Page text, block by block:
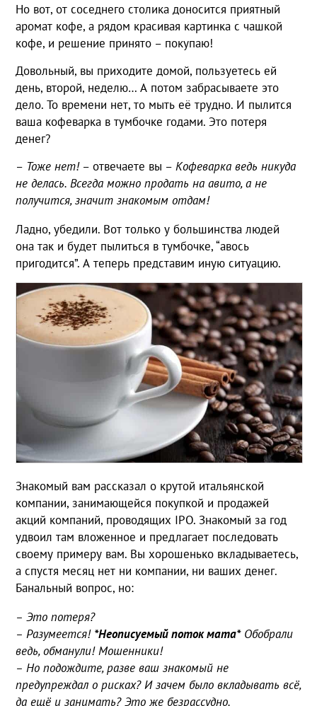
Но вот, от соседнего столика доносится приятный
аромат кофе, а рядом красивая картинка с чашкой
кофе, и решение принято – покупаю!
Довольный, вы приходите домой, пользуетесь ей
день, второй, неделю… А потом забрасываете это
дело. То времени нет, то мыть её трудно. И пылится
ваша кофеварка в тумбочке годами. Это потеря
денег?
– Тоже нет!– отвечаете вы –Кофеварка ведь никуда
не делась. Всегда можно продать на авито, а не
получится, значит знакомым отдам!
Ладно, убедили. Вот только у большинства людей
она так и будет пылиться в тумбочке, “авось
пригодится”. А теперь представим иную ситуацию.
Знакомый вам рассказал о крутой итальянской
компании, занимающейся покупкой и продажей
акций компаний, проводящих IPO. Знакомый за год
удвоил там вложенное и предлагает последовать
своему примеру вам. Вы хорошенько вкладываетесь,
а спустя месяц нет ни компании, ни ваших денег.
Банальный вопрос, но:
– Это потеря?
– Разумеется! *Неописуемый поток мата*Обобрали
ведь, обманули! Мошенники!
– Но подождите, разве ваш знакомый не
предупреждал о рисках? И зачем было вкладывать всё,
да ещё и занимать? Это же безрассудно.